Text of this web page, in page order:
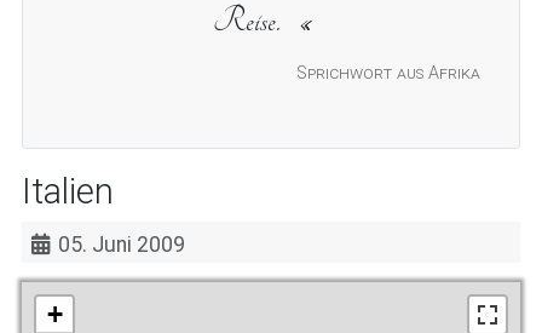
Sprichwort aus Afrika
Reise.
Italien
05. Juni 2009
+